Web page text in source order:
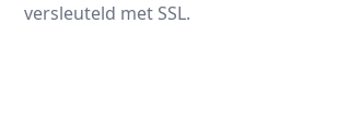
versleuteld met SSL.